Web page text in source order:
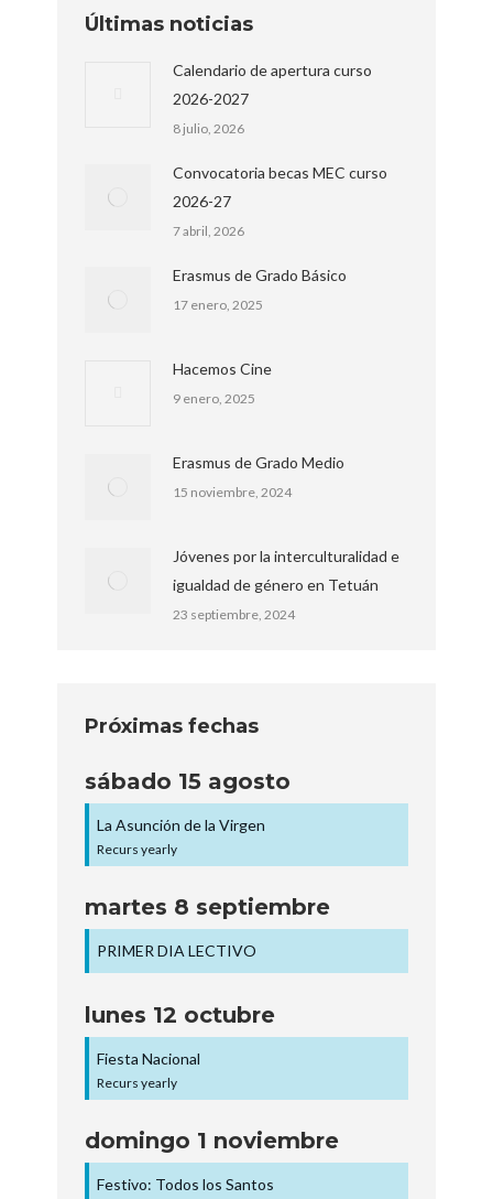
Últimas noticias
Calendario de apertura curso
2026-2027
8 julio, 2026
Convocatoria becas MEC curso
2026-27
7 abril, 2026
Erasmus de Grado Básico
17 enero, 2025
Hacemos Cine
9 enero, 2025
Erasmus de Grado Medio
15 noviembre, 2024
Jóvenes por la interculturalidad e
igualdad de género en Tetuán
23 septiembre, 2024
Próximas fechas
sábado 15 agosto
La Asunción de la Virgen
Recurs yearly
martes 8 septiembre
PRIMER DIA LECTIVO
lunes 12 octubre
Fiesta Nacional
Recurs yearly
domingo 1 noviembre
Festivo: Todos los Santos